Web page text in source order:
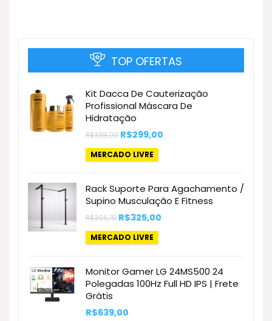
TOP OFERTAS
Kit Dacca De Cauterização
Profissional Máscara De
Hidratação
R$338,00 O
original
era:
R$299,00
MERCADO LIVRE
Rack Suporte Para Agachamento /
Supino Musculação E Fitness
R$396,18 O
original
era:
R$325,00
MERCADO LIVRE
Monitor Gamer LG 24MS500 24
Polegadas 100Hz Full HD IPS | Frete
Grátis
R$639,00